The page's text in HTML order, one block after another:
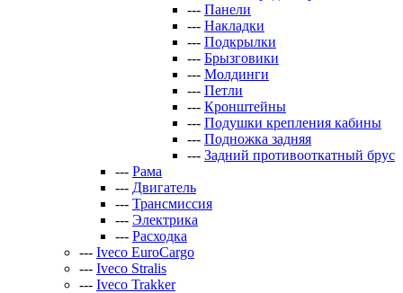
--- Панели
--- Накладки
--- Подкрылки
--- Брызговики
--- Молдинги
--- Петли
--- Кронштейны
--- Подушки крепления кабины
--- Подножка задняя
--- Задний противооткатный брус
--- Рама
--- Двигатель
--- Трансмиссия
--- Электрика
--- Расходка
--- Iveco EuroCargo
--- Iveco Stralis
--- Iveco Trakker